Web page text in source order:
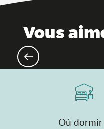
Vous
Patrimoine
Où dormir